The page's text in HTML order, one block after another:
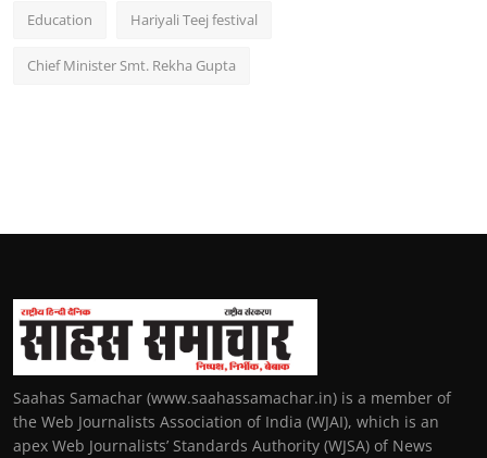
Education Hariyali Teej festival
Chief Minister Smt. Rekha Gupta
Saahas Samachar (www.saahassamachar.in) is a member of
the Web Journalists Association of India (WJAI), which is an
apex Web Journalists’ Standards Authority (WJSA) of News